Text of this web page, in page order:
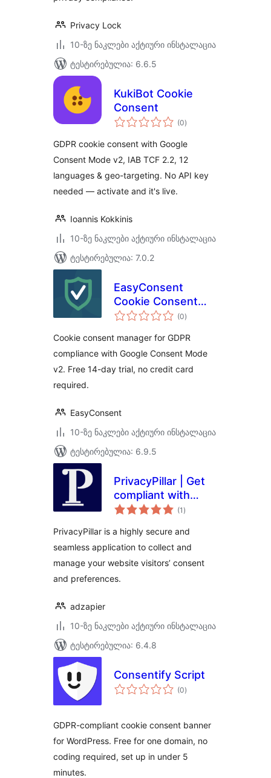
Privacy Lock
10-ზე ნაკლები აქტიური ინსტალაცია
ტესტირებულია: 6.6.5
KukiBot Cookie
Consent
(0საერთო
რეიტინგი
)
GDPR cookie consent with Google
Consent Mode v2, IAB TCF 2.2, 12
languages & geo-targeting. No API key
needed — activate and it's live.
Ioannis Kokkinis
10-ზე ნაკლები აქტიური ინსტალაცია
ტესტირებულია: 7.0.2
EasyConsent
Cookie Consent
Manager for GDPR
(0საერთო
რეიტინგი
)
Cookie consent manager for GDPR
compliance with Google Consent Mode
v2. Free 14-day trial, no credit card
required.
EasyConsent
10-ზე ნაკლები აქტიური ინსტალაცია
ტესტირებულია: 6.9.5
PrivacyPillar | Get
compliant with
GDPR, CCPA, and
(1 საერთო
რეიტინგი
)
PrivacyPillar is a highly secure and
seamless application to collect and
manage your website visitors’ consent
and preferences.
adzapier
10-ზე ნაკლები აქტიური ინსტალაცია
ტესტირებულია: 6.4.8
Consentify Script
(0საერთო
რეიტინგი
)
GDPR-compliant cookie consent banner
for WordPress. Free for one domain, no
coding required, set up in under 5
minutes.